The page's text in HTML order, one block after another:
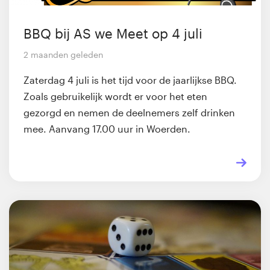
BBQ bij AS we Meet op 4 juli
2 maanden geleden
Zaterdag 4 juli is het tijd voor de jaarlijkse BBQ.
Zoals gebruikelijk wordt er voor het eten
gezorgd en nemen de deelnemers zelf drinken
mee. Aanvang 17.00 uur in Woerden.